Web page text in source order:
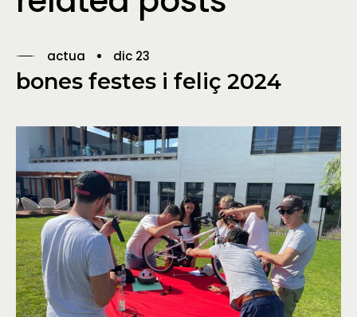
actua dic 23
bones festes i feliç 2024